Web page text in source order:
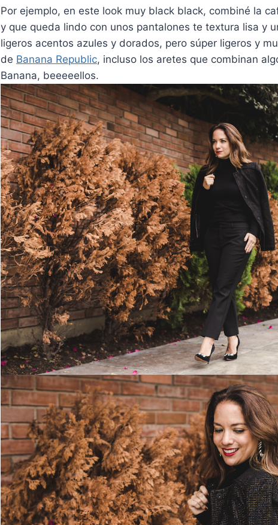
Por ejemplo, en este look muy black black, combiné la
y que queda lindo con unos pantalones te textura lisa y
ligeros acentos azules y dorados, pero súper ligeros y
de Banana Republic, incluso los aretes que combinan
Banana, beeeeellos.